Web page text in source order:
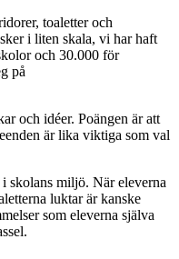
toaletter och
i liten skala, vi har haft
och 30.000 för
på
och idéer. Poängen är att
är lika viktiga som val
skolans miljö. När eleverna
luktar är kanske
som eleverna själva